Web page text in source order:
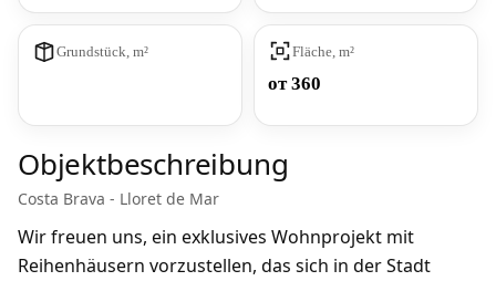
Grundstück, m² Fläche, m²
от 360
Objektbeschreibung
Costa Brava - Lloret de Mar
Wir freuen uns, ein exklusives Wohnprojekt mit
Reihenhäusern vorzustellen, das sich in der Stadt